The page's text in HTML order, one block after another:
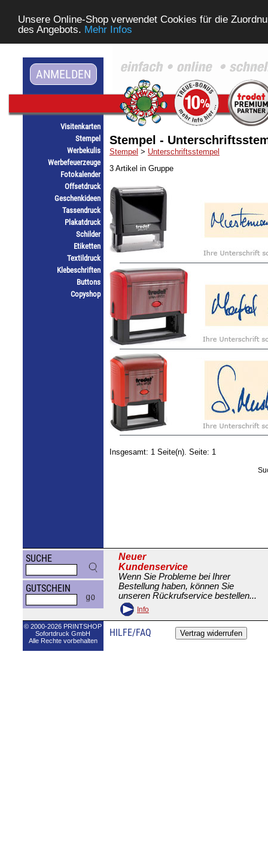
Unsere Online-Shop verwendet Cookies für die
des Angebots. Mehr Infos
ANMELDEN
Visitenkarten
Stempel
Werbekulis
Werbefeuerzeuge
Fotokalender
Offsetdruck
Geschenkideen
Tassendruck
Plakatdruck
Schilder
Etiketten
Textildruck
Klebeschriften
Buttons
Copyshop
Stempel -
Stempel > Unterschriftsstempel
3 Artikel in Gruppe
Insgesamt: 1 Seite(n). Seite: 1
SUCHE
GUTSCHEIN
Neuer
Kundenservice
Wenn Sie Probleme bei Ihrer
Bestellung haben, können Sie
unseren Rückrufservice bestellen...
Info
© 2000-2026 PRINTSHOP
Sofortdruck GmbH
Alle Rechte vorbehalten
HILFE/FAQ